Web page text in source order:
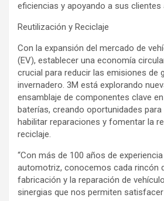
eficiencias y apoyando a sus clientes
Reutilización y Reciclaje
Con la expansión del mercado de
(EV), establecer una economía
crucial para reducir las emisiones de
invernadero. 3M está explorando
ensamblaje de componentes clave
baterías, creando oportunidades
habilitar reparaciones y fomentar la
reciclaje.
“Con más de 100 años de
automotriz, conocemos cada rincón
fabricación y la reparación de
sinergias que nos permiten